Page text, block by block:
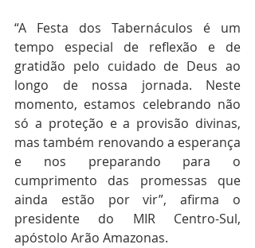
“A Festa dos Tabernáculos é um
tempo especial de reflexão e de
gratidão pelo cuidado de Deus ao
longo de nossa jornada. Neste
momento, estamos celebrando não
só a proteção e a provisão divinas,
mas também renovando a esperança
e nos preparando para o
cumprimento das promessas que
ainda estão por vir”, afirma o
presidente do MIR Centro-Sul,
apóstolo Arão Amazonas.